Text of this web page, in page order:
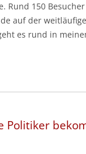
Rund 150
auf der
es rund in
Politiker